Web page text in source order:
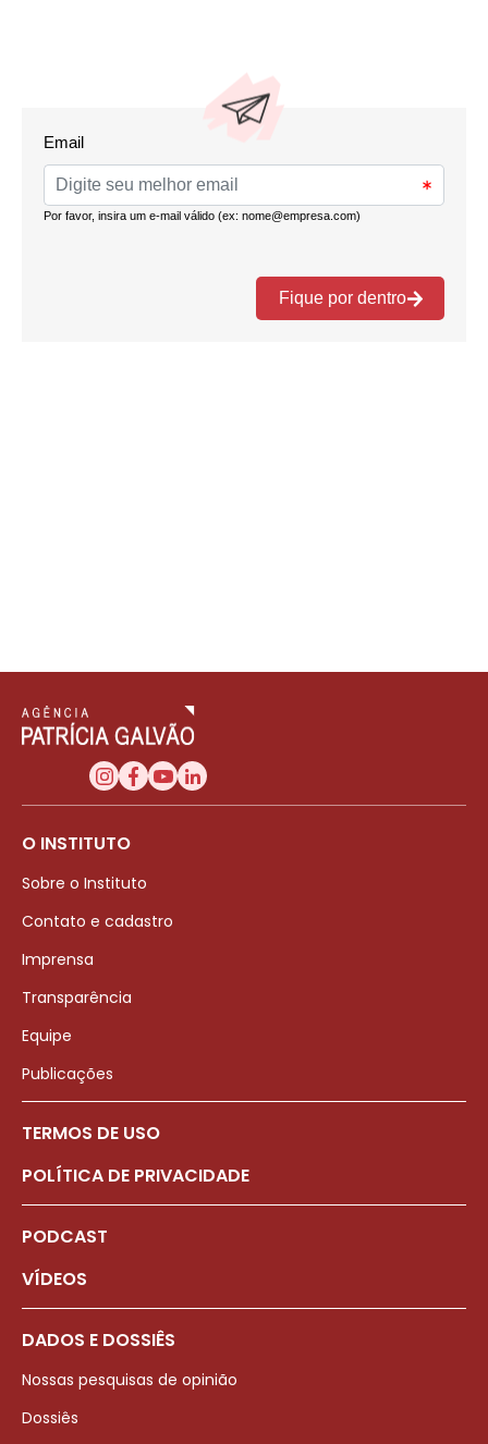
O INSTITUTO
Sobre o Instituto
Contato e cadastro
Imprensa
Transparência
Equipe
Publicações
TERMOS DE USO
POLÍTICA DE PRIVACIDADE
PODCAST
VÍDEOS
DADOS E DOSSIÊS
Nossas pesquisas de opinião
Dossiês